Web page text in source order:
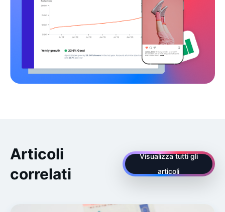
Articoli
correlati
Visualizza tutti gli
articoli